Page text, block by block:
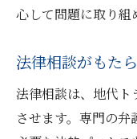
心して問題に取り組
法律相談がもた
法律相談は、地代ト
させます。専門の